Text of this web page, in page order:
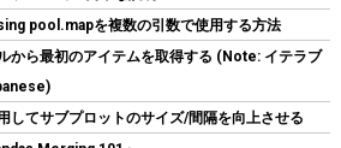
pool.mapを複数の引数で使用する方法
から最初のアイテムを取得する (Note: イテラブ
してサブプロットのサイズ/間隔を向上させる